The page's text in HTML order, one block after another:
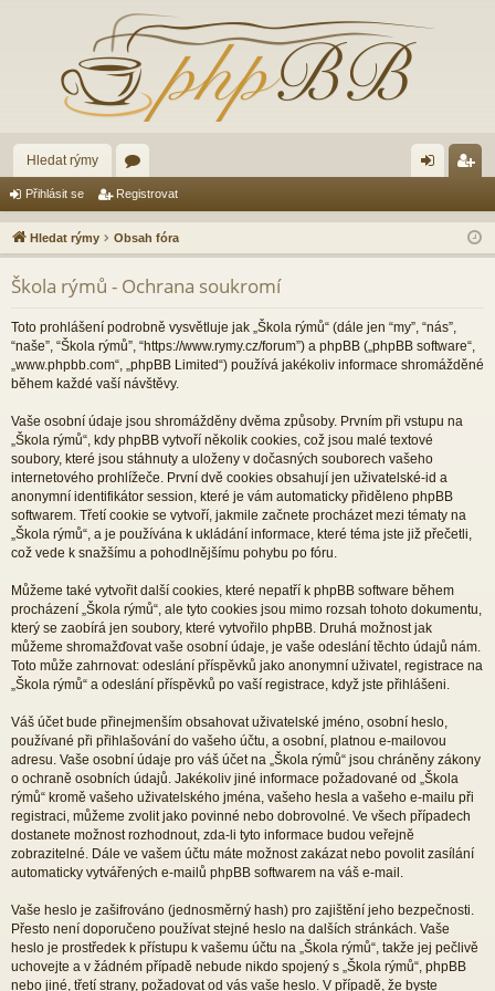
Hledat rýmy
ór
a lá
sit
ist
ro
Přihlásit se Registrovat
Hledat rýmy Obsah fóra
Škola rýmů - Ochrana soukromí
Toto prohlášení podrobně vysvětluje jak „Škola rýmů“ (dále jen “my”, “nás”,
“naše”, “Škola rýmů”, “https://www.rymy.cz/forum”) a phpBB („phpBB software“,
„www.phpbb.com“, „phpBB Limited“) používá jakékoliv informace shromážděné
během každé vaší návštěvy.
Vaše osobní údaje jsou shromážděny dvěma způsoby. Prvním při vstupu na
„Škola rýmů“, kdy phpBB vytvoří několik cookies, což jsou malé textové
soubory, které jsou stáhnuty a uloženy v dočasných souborech vašeho
internetového prohlížeče. První dvě cookies obsahují jen uživatelské-id a
anonymní identifikátor session, které je vám automaticky přiděleno phpBB
softwarem. Třetí cookie se vytvoří, jakmile začnete procházet mezi tématy na
„Škola rýmů“, a je používána k ukládání informace, které téma jste již přečetli,
což vede k snažšímu a pohodlnějšímu pohybu po fóru.
Můžeme také vytvořit další cookies, které nepatří k phpBB software během
procházení „Škola rýmů“, ale tyto cookies jsou mimo rozsah tohoto dokumentu,
který se zaobírá jen soubory, které vytvořilo phpBB. Druhá možnost jak
můžeme shromažďovat vaše osobní údaje, je vaše odeslání těchto údajů nám.
Toto může zahrnovat: odeslání příspěvků jako anonymní uživatel, registrace na
„Škola rýmů“ a odeslání příspěvků po vaší registrace, když jste přihlášeni.
Váš účet bude přinejmenším obsahovat uživatelské jméno, osobní heslo,
používané při přihlašování do vašeho účtu, a osobní, platnou e-mailovou
adresu. Vaše osobní údaje pro váš účet na „Škola rýmů“ jsou chráněny zákony
o ochraně osobních údajů. Jakékoliv jiné informace požadované od „Škola
rýmů“ kromě vašeho uživatelského jména, vašeho hesla a vašeho e-mailu při
registraci, můžeme zvolit jako povinné nebo dobrovolné. Ve všech případech
dostanete možnost rozhodnout, zda-li tyto informace budou veřejně
zobrazitelné. Dále ve vašem účtu máte možnost zakázat nebo povolit zasílání
automaticky vytvářených e-mailů phpBB softwarem na váš e-mail.
Vaše heslo je zašifrováno (jednosměrný hash) pro zajištění jeho bezpečnosti.
Přesto není doporučeno používat stejné heslo na dalších stránkách. Vaše
heslo je prostředek k přístupu k vašemu účtu na „Škola rýmů“, takže jej pečlivě
uchovejte a v žádném případě nebude nikdo spojený s „Škola rýmů“, phpBB
nebo jiné, třetí strany, požadovat od vás vaše heslo. V případě, že byste